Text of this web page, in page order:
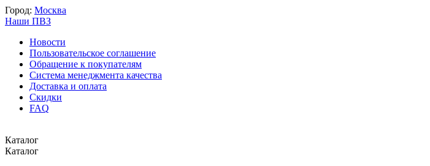
Город: Москва
Наши ПВЗ
Новости
Пользовательское соглашение
Обращение к покупателям
Система менеджмента качества
Доставка и оплата
Скидки
FAQ
Каталог
Каталог